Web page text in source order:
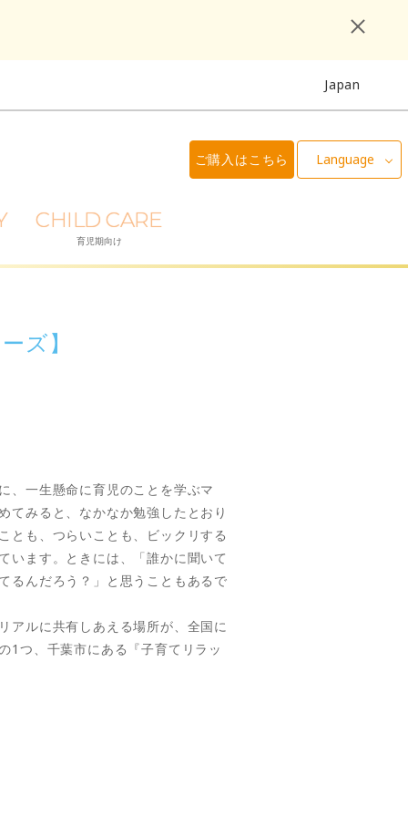
Japan
ご購入はこちら Language
CHILD CARE
育児期向け
ズ】
、一生懸命に育児のことを学ぶマ
てみると、なかなか勉強したとおり
とも、つらいことも、ビックリする
います。ときには、「誰かに聞いて
るんだろう？」と思うこともあるで
アルに共有しあえる場所が、全国に
1つ、千葉市にある『子育てリラッ